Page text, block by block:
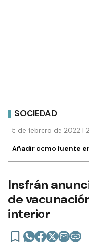
SOCIEDAD
5 de febrero de 2022 |
Añadir como fuente
Insfrán
de
interior